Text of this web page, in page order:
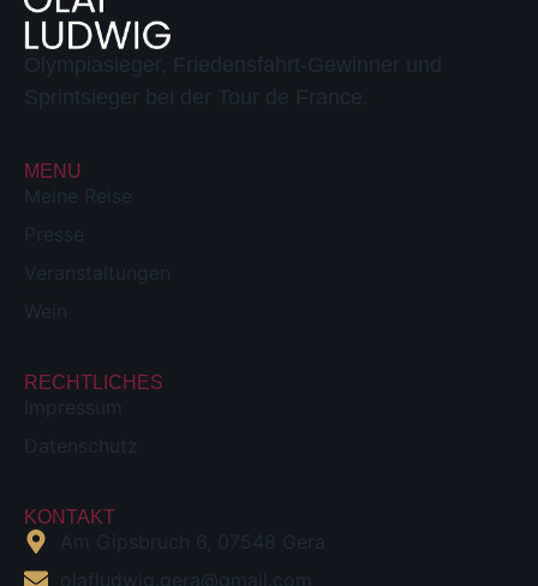
Olympiasieger, Friedensfahrt-Gewinner und
Sprintsieger bei der Tour de France.
MENU
Meine Reise
Presse
Veranstaltungen
Wein
RECHTLICHES
Impressum
Datenschutz
KONTAKT
Am Gipsbruch 6, 07548 Gera
olafludwig.gera@gmail.com